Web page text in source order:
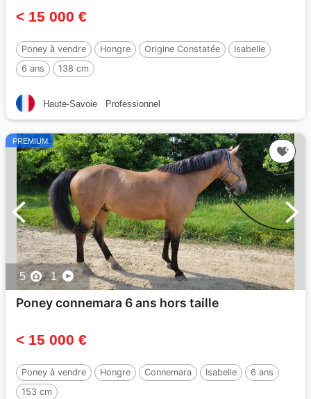
< 15 000 €
Poney à vendre Hongre Origine Constatée
Isabelle
6 ans
138 cm
Haute-Savoie Professionnel
PREMIUM
5 1
Poney connemara 6 ans hors taille
< 15 000 €
Poney à vendre Hongre Connemara Isabelle
6 ans
153 cm